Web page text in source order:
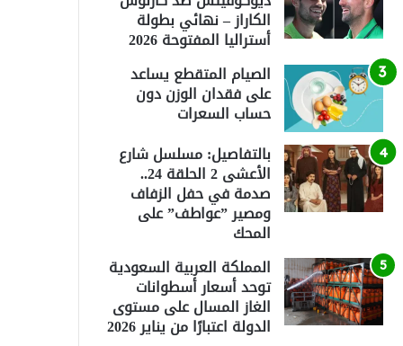
الكاراز – نهائي بطولة
أستراليا المفتوحة 2026
الصيام المتقطع يساعد
على فقدان الوزن دون
حساب السعرات
بالتفاصيل: مسلسل شارع
الأعشى 2 الحلقة 24..
صدمة في حفل الزفاف
ومصير ”عواطف” على
المحك
المملكة العربية السعودية
توحد أسعار أسطوانات
الغاز المسال على مستوى
الدولة اعتبارًا من يناير 2026